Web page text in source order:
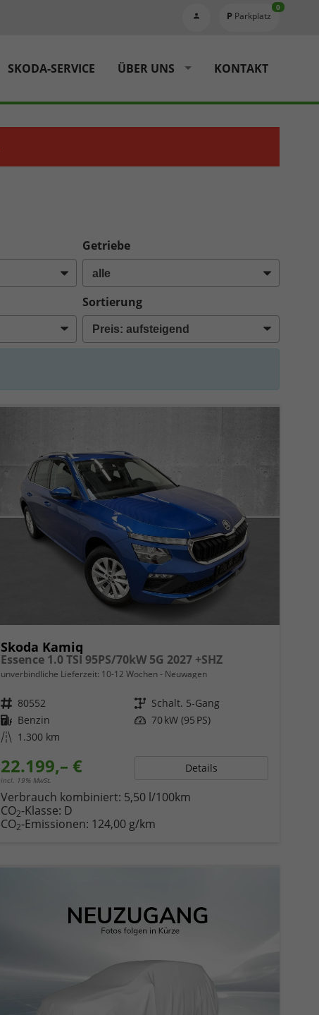
Parkplatz
0
SKODA-SERVICE ÜBER UNS KONTAKT
Getriebe
Sortierung
Skoda Kamiq
Essence 1.0 TSI 95PS/70kW 5G 2027 +SHZ
unverbindliche Lieferzeit: 10-12 Wochen Neuwagen
Fahrzeugnr. 80552 Getriebe Schalt. 5-Gang
Kraftstoff Benzin Leistung 70 kW (95 PS)
Kilometerstand 1.300 km
22.199,– €
incl. 19% MwSt.
Details
Verbrauch kombiniert: 5,50 l/100km
CO2-Klasse: D
CO2-Emissionen: 124,00 g/km